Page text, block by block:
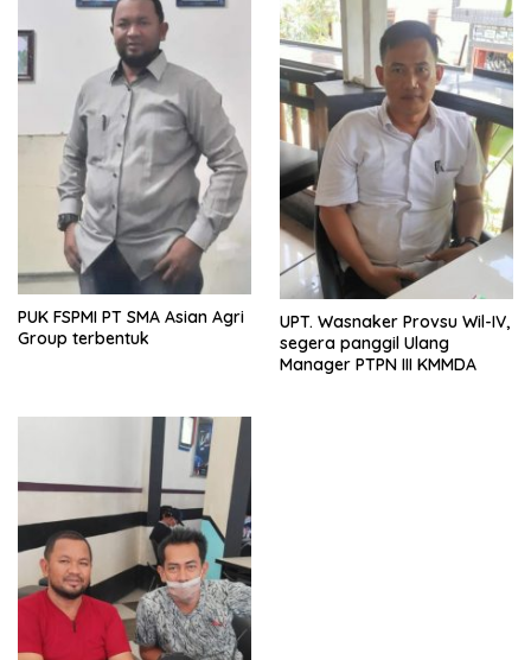
PUK FSPMI PT SMA Asian Agri
Group terbentuk
UPT. Wasnaker Provsu Wil-IV,
segera panggil Ulang
Manager PTPN III KMMDA